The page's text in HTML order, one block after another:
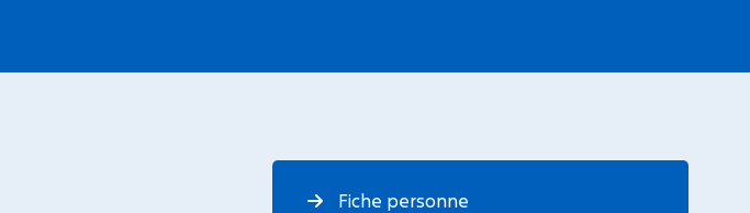
Fiche personne